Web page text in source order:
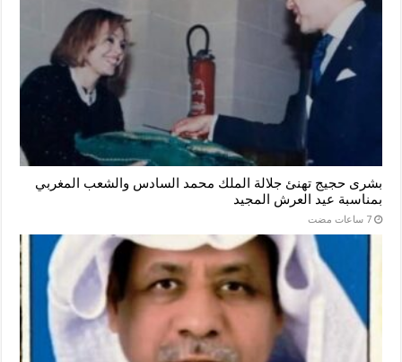
بشرى حجيج تهنئ جلالة الملك محمد السادس والشعب المغربي
بمناسبة عيد العرش المجيد
‏7 ساعات مضت